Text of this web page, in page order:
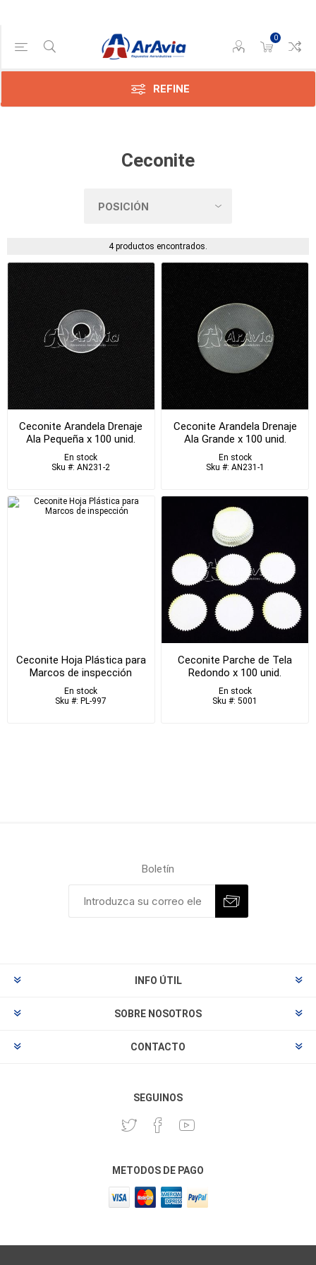
0
REFINE
Ceconite
4 productos encontrados.
Ceconite Arandela Drenaje
Ala Pequeña x 100 unid.
En stock
Sku #: AN231-2
Ceconite Arandela Drenaje
Ala Grande x 100 unid.
En stock
Sku #: AN231-1
Ceconite Hoja Plástica para
Marcos de inspección
En stock
Sku #: PL-997
Ceconite Parche de Tela
Redondo x 100 unid.
En stock
Sku #: 5001
Categoría
Dope
Boletín
INFO ÚTIL
SOBRE NOSOTROS
CONTACTO
SEGUINOS
METODOS DE PAGO